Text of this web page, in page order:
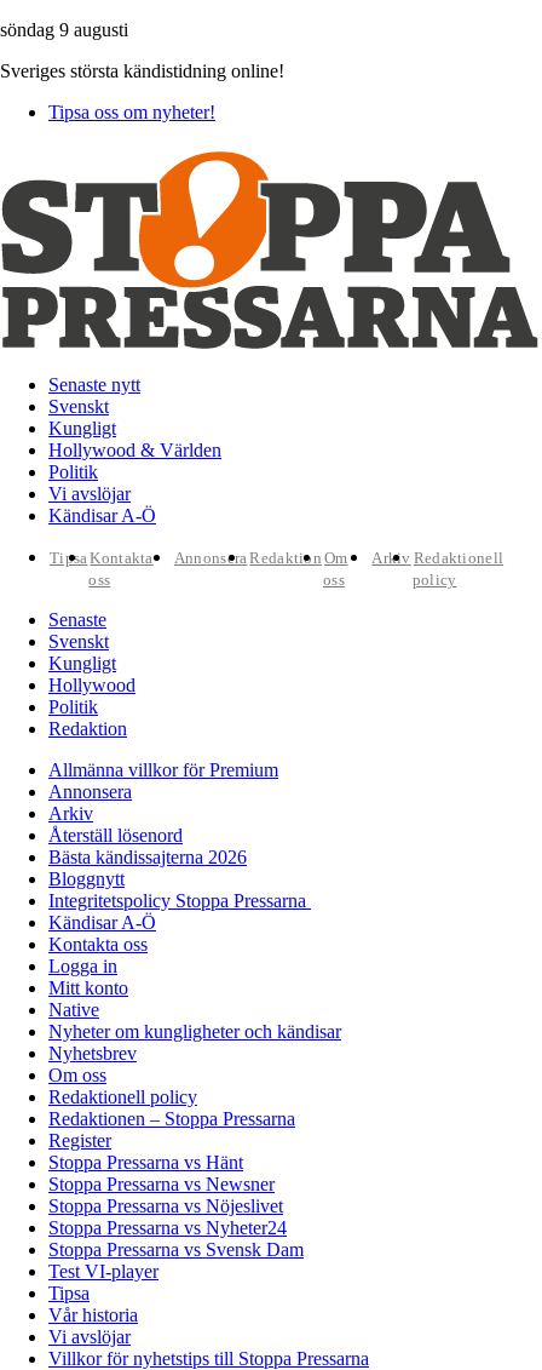
söndag 9 augusti
Sveriges största kändistidning online!
Tipsa oss om nyheter!
Senaste nytt
Svenskt
Kungligt
Hollywood & Världen
Politik
Vi avslöjar
Kändisar A-Ö
TipsaKontakta
oss
AnnonseraRedaktion Om
oss
Arkiv Redaktionell
policy
Senaste
Svenskt
Kungligt
Hollywood
Politik
Redaktion
Allmänna villkor för Premium
Annonsera
Arkiv
Återställ lösenord
Bästa kändissajterna 2026
Bloggnytt
Integritetspolicy Stoppa Pressarna
Kändisar A-Ö
Kontakta oss
Logga in
Mitt konto
Native
Nyheter om kungligheter och kändisar
Nyhetsbrev
Om oss
Redaktionell policy
Redaktionen – Stoppa Pressarna
Register
Stoppa Pressarna vs Hänt
Stoppa Pressarna vs Newsner
Stoppa Pressarna vs Nöjeslivet
Stoppa Pressarna vs Nyheter24
Stoppa Pressarna vs Svensk Dam
Test VI-player
Tipsa
Vår historia
Vi avslöjar
Villkor för nyhetstips till Stoppa Pressarna